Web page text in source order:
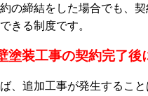
の締結をした場合でも、
きる制度です。
装工事の契約完了後
、追加工事が発生すること